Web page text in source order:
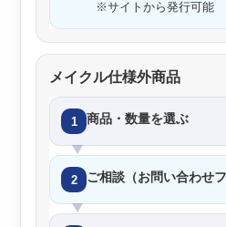
※サイトから発行可能
メイクル仕様外商品
1 商品・数量を選ぶ
2 ご相談（お問い合わせフ